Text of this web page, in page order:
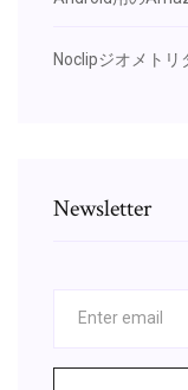
Noclipジオメトリ
Newsletter